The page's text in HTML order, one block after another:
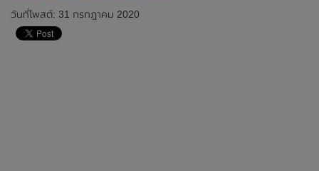
วันที่โพสต์: 31 กรกฎาคม 2020